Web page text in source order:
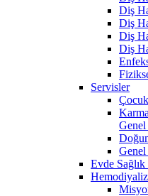
Diş
Diş
Diş
Diş
Servisler
Genel
Evde